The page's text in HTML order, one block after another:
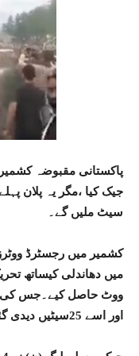
پاکستانی مقبوضہ
جیک کیا ،مگر یہ پلان
سیٹ ملیں گے۔
اور اسے 25سیٹیں دیدی گئیں